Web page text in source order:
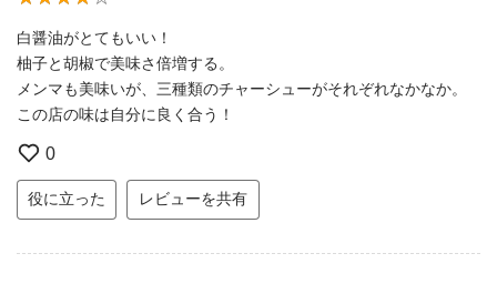
白醤油がとてもいい！
柚子と胡椒で美味さ倍増する。
メンマも美味いが、三種類のチャーシューがそれぞれなかなか。
この店の味は自分に良く合う！
0
役に立った レビューを共有